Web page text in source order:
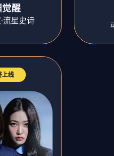
醒
流星史诗
上线